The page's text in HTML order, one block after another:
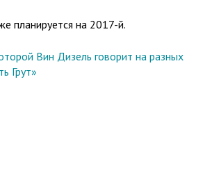
планируется на 2017-й.
Вин Дизель говорит на разных
Грут»